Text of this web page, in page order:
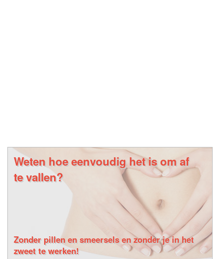
Weten hoe eenvoudig het is om af
te vallen?
Zonder pillen en smeersels en zonder je in het
zweet te werken!